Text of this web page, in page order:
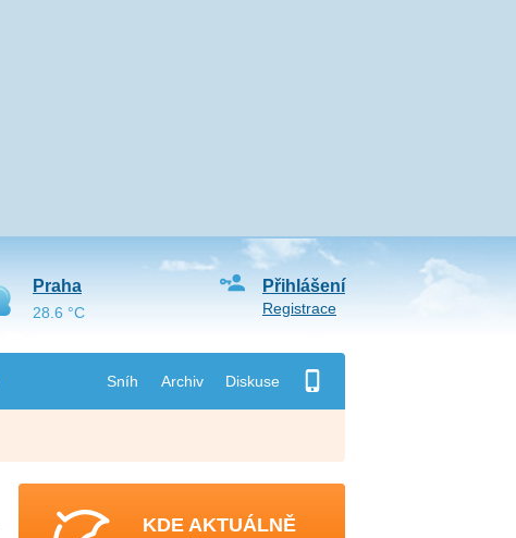
Sníh Archiv Diskuse
Přihlášení
Registrace
Praha
28.6 °C
KDE AKTUÁLNĚ